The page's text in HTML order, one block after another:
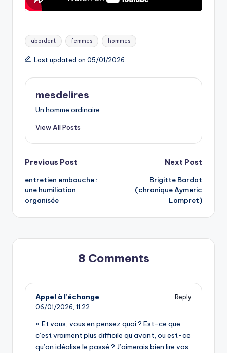
Tags:
abordent femmes hommes
Last updated on 05/01/2026
mesdelires
Un homme ordinaire
View All Posts
Post
navigation
Previous Post
entretien embauche :
une humiliation
organisée
Next Post
Brigitte Bardot
(chronique Aymeric
Lompret)
8 Comments
Appel à l’échange
Reply
06/01/2026, 11:22
« Et vous, vous en pensez quoi ? Est-ce que
c’est vraiment plus difficile qu’avant, ou est-ce
qu’on idéalise le passé ? J’aimerais bien lire vos